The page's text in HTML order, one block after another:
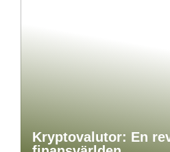
Kryptovalutor: En